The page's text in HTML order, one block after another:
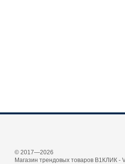
© 2017—2026
Магазин трендовых товаров В1КЛИК -